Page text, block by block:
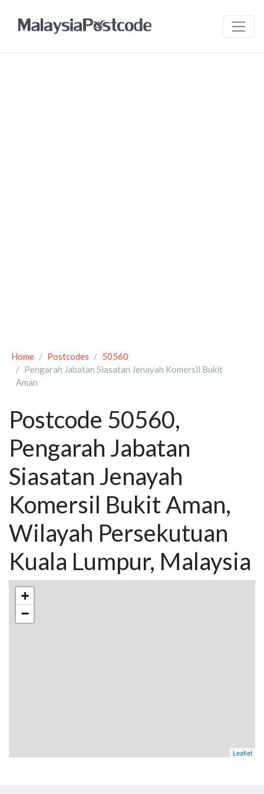
Home Postcodes
50560
Pengarah Jabatan Siasatan Jenayah Komersil Bukit
Aman
Postcode 50560,
Pengarah Jabatan
Siasatan Jenayah
Komersil Bukit Aman,
Wilayah Persekutuan
Kuala Lumpur, Malaysia
+
−
Leaflet